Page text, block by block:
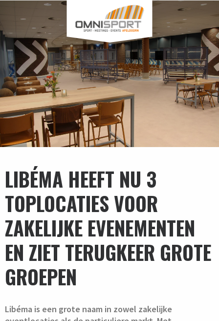
LIBÉMA HEEFT NU 3
TOPLOCATIES VOOR
ZAKELIJKE EVENEMENTEN
EN ZIET TERUGKEER GROTE
GROEPEN
Libéma is een grote naam in zowel zakelijke